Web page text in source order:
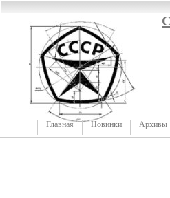
Главная Новинки Архивы